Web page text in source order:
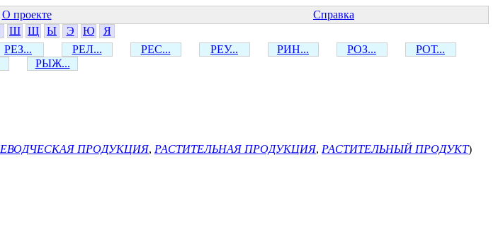
О проекте
Справка
Ш Щ Ы Э Ю
Я
РЕЗ... РЕЛ... РЕС... РЕУ... РИН... РОЗ...
РОТ...
РЫЖ...
ПРОДУКЦИЯ, РАСТИТЕЛЬНАЯ ПРОДУКЦИЯ, РАСТИТЕЛЬНЫЙ ПРОДУКТ)